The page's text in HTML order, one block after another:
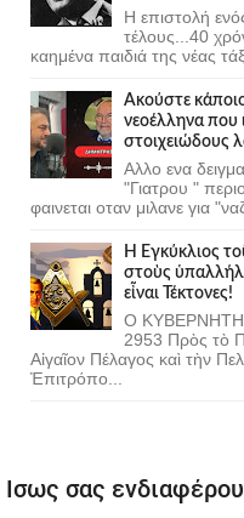
Η επιστολή
τέλους...40
καημένα παιδιά της νέας
Ακούστε
νεοέλληνα που
στοιχειώδους
Αλλο ενα
"Γιατρου "
φαινεται οταν μιλανε για
Ἡ Ἐγκύκλιος
στοὺς
εἶναι Τέκτονες!
Ο
2953 Πρὸς τὸ
Αἰγαῖον Πέλαγος καὶ τὴν
Ἐπιτρόπο...